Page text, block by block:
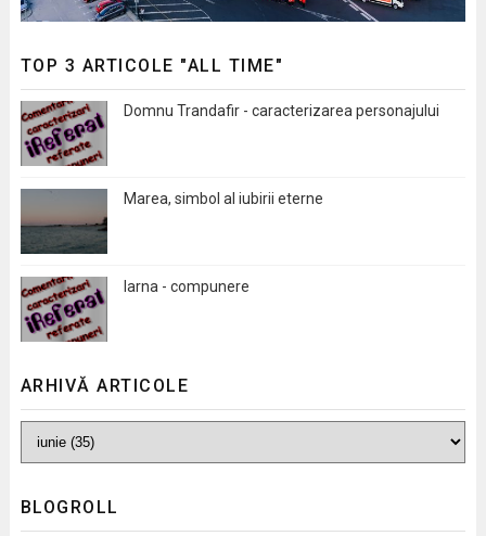
TOP 3 ARTICOLE "ALL TIME"
Domnu Trandafir - caracterizarea personajului
Marea, simbol al iubirii eterne
Iarna - compunere
ARHIVĂ ARTICOLE
BLOGROLL